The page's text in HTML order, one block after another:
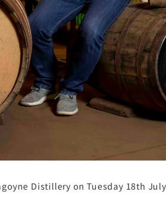
Distillery on Tuesday 18th